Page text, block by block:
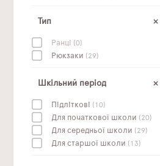
Тип
Ранці (0)
Рюкзаки (29)
Шкільний період
Підліткові (10)
Для початкової школи (20)
Для середньої школи (29)
Для старшої школи (13)